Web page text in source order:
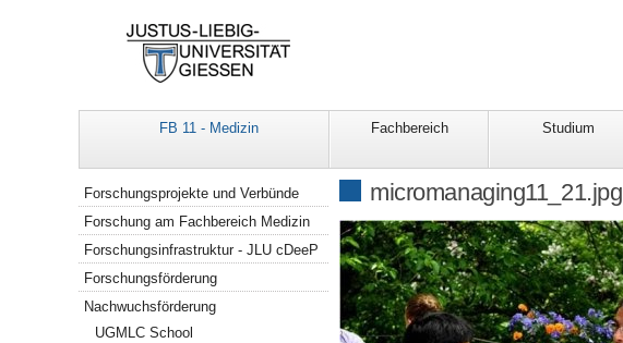
FB 11 - Medizin Fachbereich Studium
micromanaging11_21.jpg
Navigation
Forschungsprojekte und Verbünde
Forschung am Fachbereich Medizin
Forschungsinfrastruktur - JLU cDeeP
Forschungsförderung
Nachwuchsförderung
UGMLC School